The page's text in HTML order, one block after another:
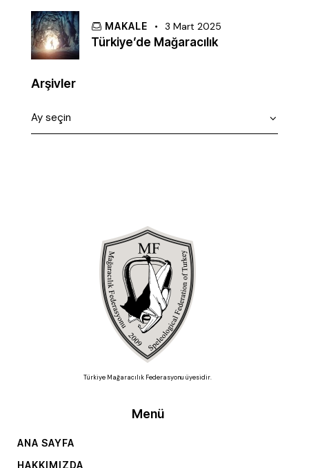
MAKALE 3 Mart 2025
Türkiye’de Mağaracılık
Arşivler
Türkiye Mağaracılık Federasyonu üyesidir.
Menü
ANA SAYFA
HAKKIMIZDA